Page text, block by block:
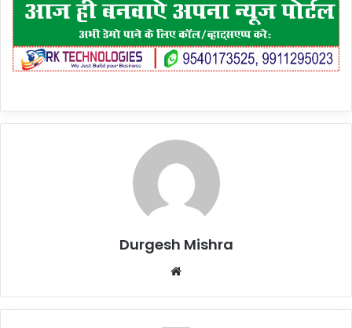
Durgesh Mishra
Website